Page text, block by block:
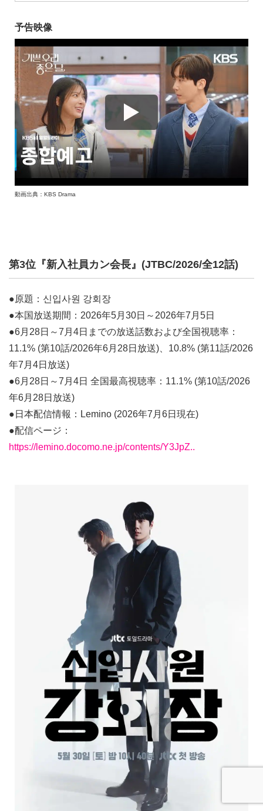
予告映像
動画出典：KBS Drama
第3位『新入社員カン会長』(JTBC/2026/全12話)
●原題：신입사원 강회장
●本国放送期間：2026年5月30日～2026年7月5日
●6月28日～7月4日までの放送話数および全国視聴率：
11.1% (第10話/2026年6月28日放送)、10.8% (第11話/2026
年7月4日放送)
●6月28日～7月4日 全国最高視聴率：11.1% (第10話/2026
年6月28日放送)
●日本配信情報：Lemino (2026年7月6日現在)
●配信ページ：
https://lemino.docomo.ne.jp/contents/Y3JpZ..